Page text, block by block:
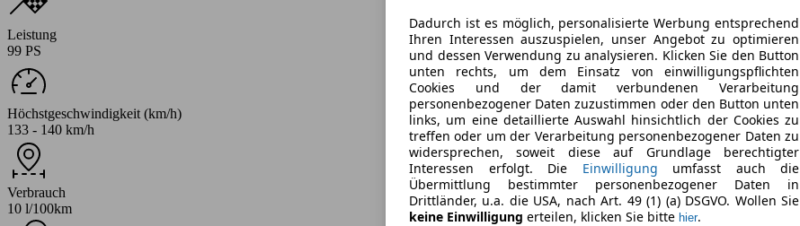
Leistung
99 PS
Höchstgeschwindigkeit (km/h)
133 - 140 km/h
Verbrauch
10 l/100km
Dadurch ist es möglich, personalisierte Werbung entsprechend
Ihren Interessen auszuspielen, unser Angebot zu optimieren
und dessen Verwendung zu analysieren. Klicken Sie den Button
unten rechts, um dem Einsatz von einwilligungspflichten
Cookies und der damit verbundenen Verarbeitung
personenbezogener Daten zuzustimmen oder den Button unten
links, um eine detaillierte Auswahl hinsichtlich der Cookies zu
treffen oder um der Verarbeitung personenbezogener Daten zu
widersprechen, soweit diese auf Grundlage berechtigter
Interessen erfolgt. Die Einwilligung umfasst auch die
Übermittlung bestimmter personenbezogener Daten in
Drittländer, u.a. die USA, nach Art. 49 (1) (a) DSGVO. Wollen Sie
keine Einwilligung erteilen, klicken Sie bitte hier.